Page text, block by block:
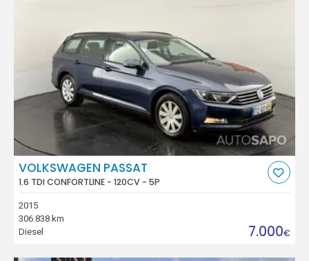
VOLKSWAGEN PASSAT
1.6 TDI CONFORTLINE - 120CV - 5P
2015
306.838 km
Diesel
7.000€